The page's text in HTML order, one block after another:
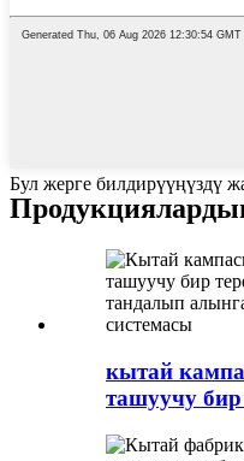
Бул жерге билдирүүңүздү
кытай
ташуучу бир